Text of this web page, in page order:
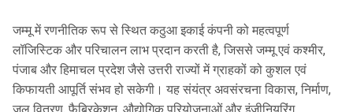
जम्मू में रणनीतिक रूप से स्थित कठुआ इकाई कंपनी को महत्वपूर्ण
लॉजिस्टिक और परिचालन लाभ प्रदान करती है, जिससे जम्मू एवं कश्मीर,
पंजाब और हिमाचल प्रदेश जैसे उत्तरी राज्यों में ग्राहकों को कुशल एवं
किफायती आपूर्ति संभव हो सकेगी। यह संयंत्र अवसंरचना विकास, निर्माण,